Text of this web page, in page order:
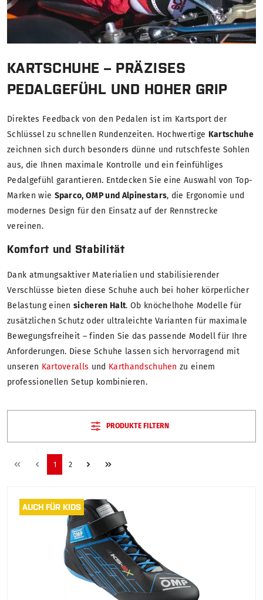
KARTSCHUHE – PRÄZISES
PEDALGEFÜHL UND HOHER GRIP
Direktes Feedback von den Pedalen ist im Kartsport der
Schlüssel zu schnellen Rundenzeiten. Hochwertige Kartschuhe
zeichnen sich durch besonders dünne und rutschfeste Sohlen
aus, die Ihnen maximale Kontrolle und ein feinfühliges
Pedalgefühl garantieren. Entdecken Sie eine Auswahl von Top-
Marken wie Sparco, OMP und Alpinestars, die Ergonomie und
modernes Design für den Einsatz auf der Rennstrecke
vereinen.
Komfort und Stabilität
Dank atmungsaktiver Materialien und stabilisierender
Verschlüsse bieten diese Schuhe auch bei hoher körperlicher
Belastung einensicheren Halt. Ob knöchelhohe Modelle für
zusätzlichen Schutz oder ultraleichte Varianten für maximale
Bewegungsfreiheit – finden Sie das passende Modell für Ihre
Anforderungen. Diese Schuhe lassen sich hervorragend mit
unseren Kartoveralls und Karthandschuhen zu einem
professionellen Setup kombinieren.
PRODUKTE FILTERN
1 2
AUCH FÜR KIDS